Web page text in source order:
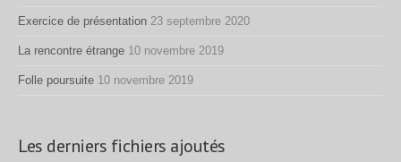
Exercice de présentation 23 septembre 2020
La rencontre étrange 10 novembre 2019
Folle poursuite 10 novembre 2019
Les derniers fichiers ajoutés